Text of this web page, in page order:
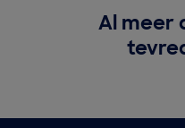
Al meer